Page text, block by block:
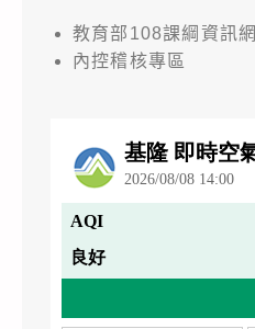
教育部108課綱資訊網
內控稽核專區